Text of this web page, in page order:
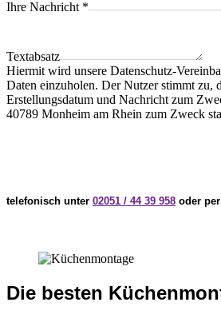
Ihre Nachricht *
Textabsatz
Hiermit wird unsere Datenschutz-
Daten einzuholen. Der Nutzer stimmt zu,
Erstellungsdatum und Nachricht zum
40789 Monheim am Rhein zum Zweck
telefonisch unter 02051 / 44 39 958 oder per
Die besten